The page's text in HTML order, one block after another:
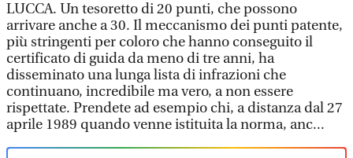
LUCCA. Un tesoretto di 20 punti, che possono
arrivare anche a 30. Il meccanismo dei punti patente,
più stringenti per coloro che hanno conseguito il
certificato di guida da meno di tre anni, ha
disseminato una lunga lista di infrazioni che
continuano, incredibile ma vero, a non essere
rispettate. Prendete ad esempio chi, a distanza dal 27
aprile 1989 quando venne istituita la norma, anc...